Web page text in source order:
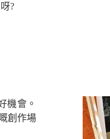
?
機會。
創作場